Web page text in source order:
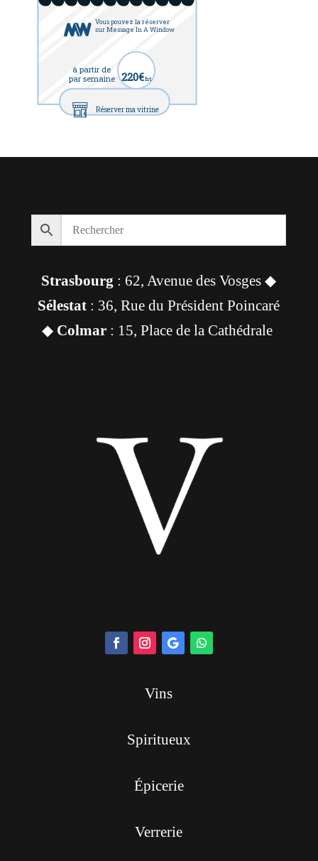
Vous pouvez la réserver
sur Message In A Window
à partir de
par semaine 220€ht
Réserver ma vitrine
Strasbourg : 62, Avenue des Vosges ◆
Sélestat : 36, Rue du Président Poincaré
◆ Colmar: 15, Place de la Cathédrale
Vins
Spiritueux
Épicerie
Verrerie